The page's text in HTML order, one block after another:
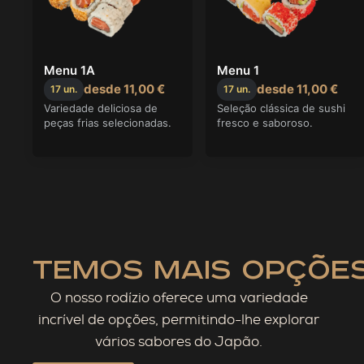
temos mais
O nosso rodízio oferece uma variedade
incrível de opções, permitindo-lhe explorar
vários sabores do Japão.